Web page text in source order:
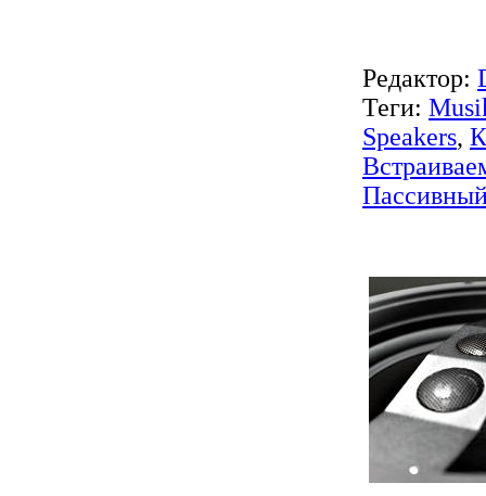
Редактор:
Теги:
Speakers,